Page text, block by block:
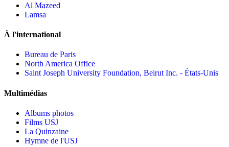
Al Mazeed
Lamsa
À l'international
Bureau de Paris
North America Office
Saint Joseph University Foundation, Beirut Inc. - États-Unis
Multimédias
Albums photos
Films USJ
La Quinzaine
Hymne de l'USJ